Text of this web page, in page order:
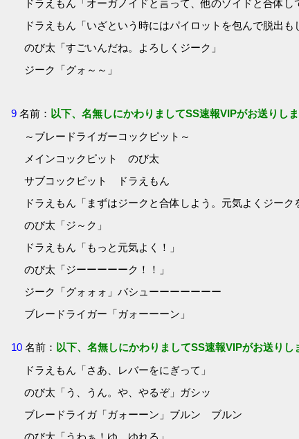
ドラえもん「オーガノイドと言って、他のゾイドと合体し
ドラえもん「いざという時にはパイロットを包んで脱出も
のび太「すごいんだね。よろしくジーク」
ジーク「グォ～～」
9 名前： 以下、名無しにかわりましてSS速報VIPがお送りし
～ブレードライガーコックピット～
メインコックピット のび太
サブコックピット ドラえもん
ドラえもん「まずはジークと合体しよう。元気よくジーク
のび太「ジ～ク」
ドラえもん「もっと元気よく！」
のび太「ジーーーーーク！！」
ジーク「グォォォ」バシューーーーーーー
ブレードライガー「ガォーーーン」
10 名前： 以下、名無しにかわりましてSS速報VIPがお送りし
ドラえもん「さあ、レバーをにぎって」
のび太「う、うん。や、やるぞ」ガシッ
ブレードライガ「ガォーーン」ブルン ブルン
のび太「うわぁ！ゆ、ゆれる」